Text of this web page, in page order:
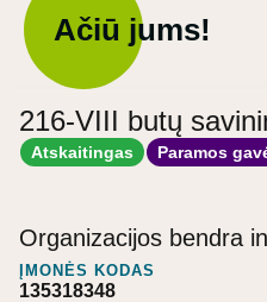
Ačiū jums!
216-VIII butų
Atskaitingas Paramos
Organizacijos bendra
ĮMONĖS KODAS
135318348